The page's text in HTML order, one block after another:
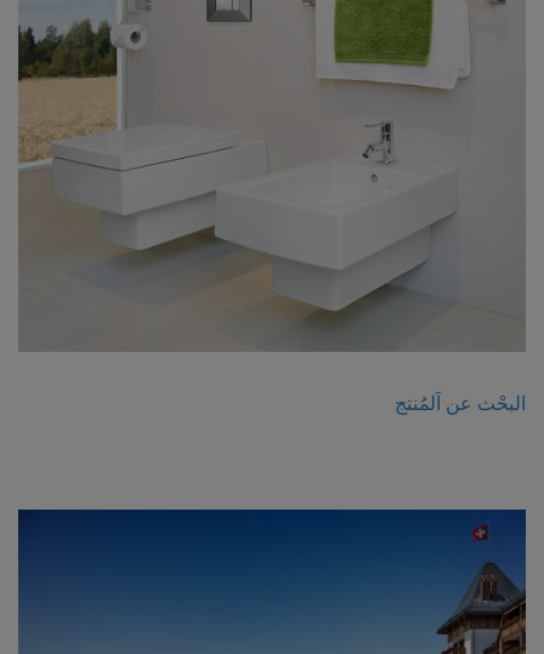
البحْث عن اَلمُنتج